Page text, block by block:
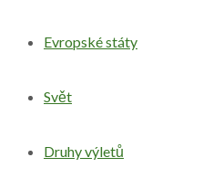
Evropské státy
Svět
Druhy výletů